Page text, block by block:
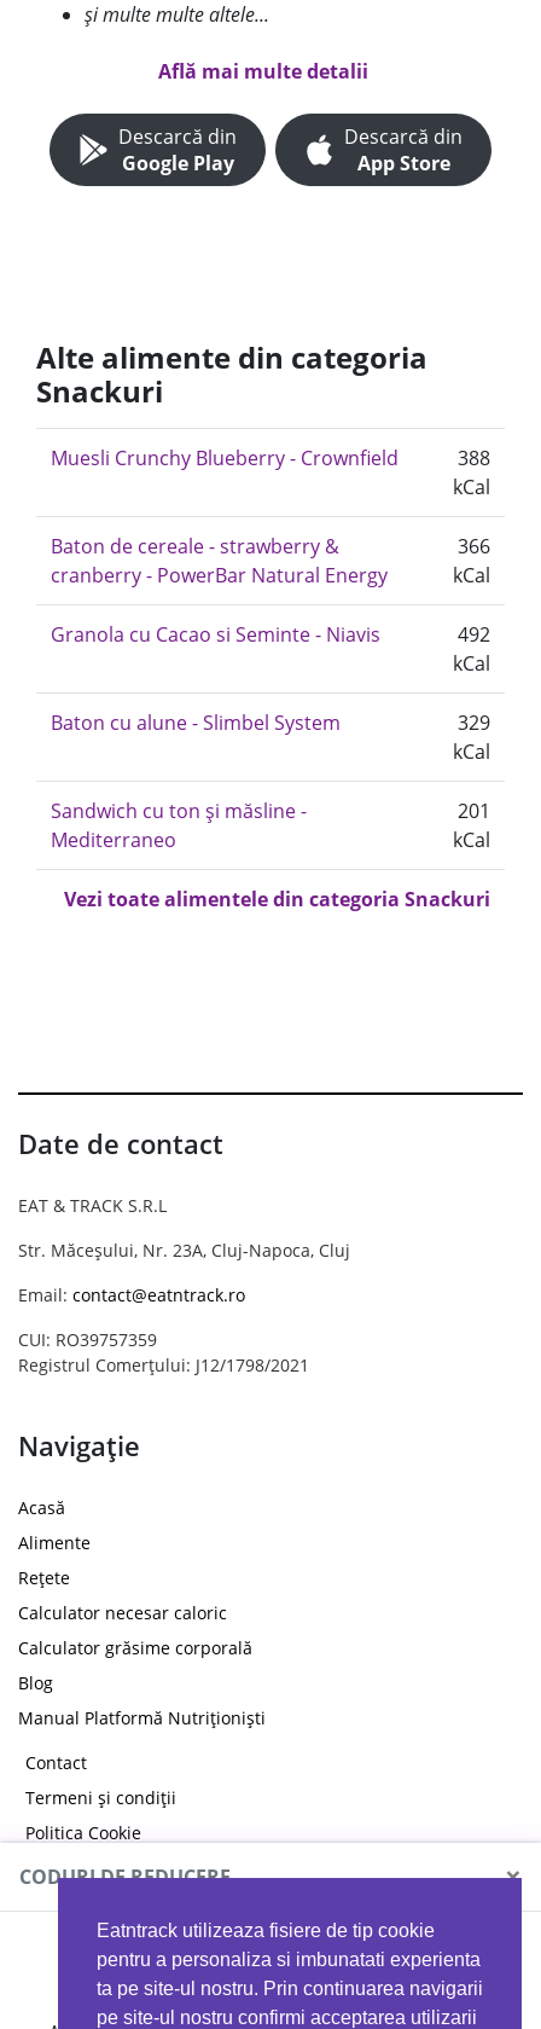
Eatntrack utilizeaza fisiere de tip cookie
pentru a personaliza si imbunatati experienta
ta pe site-ul nostru. Prin continuarea navigarii
pe site-ul nostru confirmi acceptarea utilizarii
și multe multe altele...
Află mai multe detalii
Descarcă din
Google Play
Descarcă din
App Store
Alte alimente din categoria
Snackuri
Muesli Crunchy Blueberry - Crownfield
388
kCal
Baton de cereale - strawberry &
cranberry - PowerBar Natural Energy
366
kCal
Granola cu Cacao si Seminte - Niavis
492
kCal
Baton cu alune - Slimbel System
329
kCal
Sandwich cu ton și măsline -
Mediterraneo
201
kCal
Vezi toate alimentele din categoria Snackuri
Date de contact
EAT & TRACK S.R.L
Str. Măceșului, Nr. 23A, Cluj-Napoca, Cluj
Email: contact@eatntrack.ro
CUI: RO39757359
Registrul Comerțului: J12/1798/2021
Navigație
Acasă
Alimente
Rețete
Calculator necesar caloric
Calculator grăsime corporală
Blog
Manual Platformă Nutriționiști
Contact
Termeni și condiții
Politica Cookie
Politica de confidențialitate
CODURI DE REDUCERE ×
MYPROTEIN